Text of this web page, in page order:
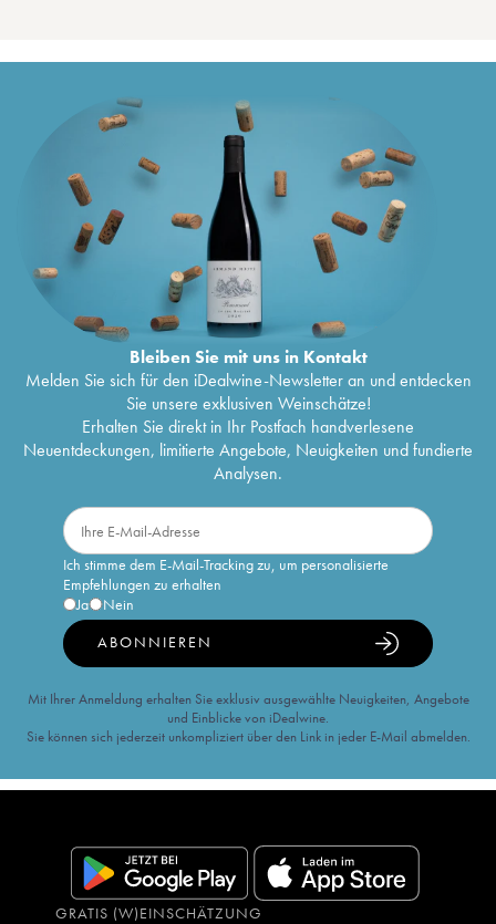
Bleiben Sie mit uns in Kontakt
Melden Sie sich für den iDealwine-Newsletter an und entdecken
Sie unsere exklusiven Weinschätze!
Erhalten Sie direkt in Ihr Postfach handverlesene
Neuentdeckungen, limitierte Angebote, Neuigkeiten und fundierte
Analysen.
Ich stimme dem E-Mail-Tracking zu, um personalisierte
Empfehlungen zu erhalten
Ja
Nein
ABONNIEREN
Mit Ihrer Anmeldung erhalten Sie exklusiv ausgewählte Neuigkeiten, Angebote
und Einblicke von iDealwine.
Sie können sich jederzeit unkompliziert über den Link in jeder E-Mail abmelden.
GRATIS (W)EINSCHÄTZUNG